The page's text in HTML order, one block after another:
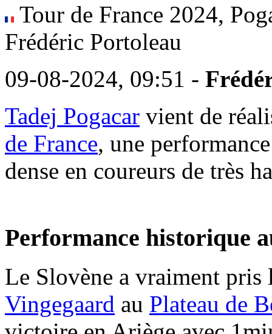
Tour de France 2024,
Frédéric Portoleau
09-08-2024, 09:51 -
Tadej Pogacar vient de
de France, une
dense en coureurs de très
Performance historique
Le Slovène a vraiment pris
Vingegaard au Plateau de